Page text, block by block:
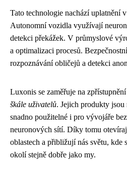
Tato technologie nachází uplatnění
Autonomní vozidla využívají
detekci překážek. V průmyslové
a optimalizaci procesů.
rozpoznávání obličejů a detekci
Luxonis se zaměřuje na
škále uživatelů. Jejich produkty
snadno použitelné i pro vývojáře
neuronových sítí. Díky tomu
oblastech a přibližují nás světu, kde
okolí stejně dobře jako my.